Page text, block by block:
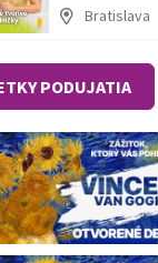
Bratislava
PODUJATIA